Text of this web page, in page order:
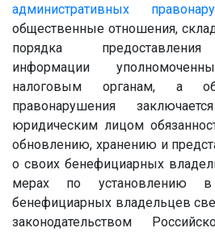
административных
общественные отношения,
порядка предоставления
информации
налоговым органам, а
правонарушения
юридическим лицом
обновлению, хранению и
о своих бенефициарных
мерах по установлению
бенефициарных владельцев
законодательством